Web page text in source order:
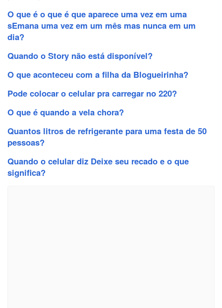
O que é o que é que aparece uma vez em uma
sEmana uma vez em um mês mas nunca em um
dia?
Quando o Story não está disponível?
O que aconteceu com a filha da Blogueirinha?
Pode colocar o celular pra carregar no 220?
O que é quando a vela chora?
Quantos litros de refrigerante para uma festa de 50
pessoas?
Quando o celular diz Deixe seu recado e o que
significa?